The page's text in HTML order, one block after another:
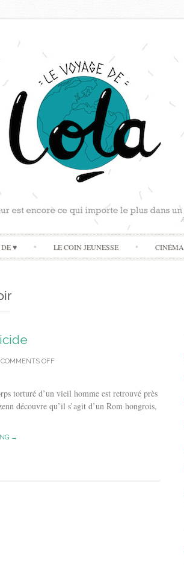
Skip
to
♥ LE COIN JEUNESSE CINÉMA
OFF
torturé d’un vieil homme est retrouvé près
découvre qu’il s’agit d’un Rom hongrois,
→